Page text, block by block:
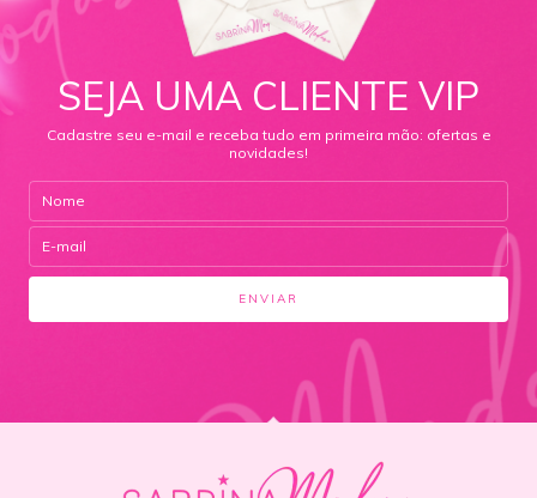
SEJA UMA CLIENTE VIP
Cadastre seu e-mail e receba tudo em primeira mão: ofertas e
novidades!